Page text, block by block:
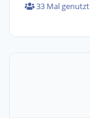
33 Mal genutzt